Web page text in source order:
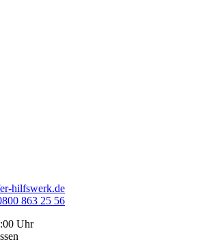
hilfswerk.de
863 25 56
Uhr